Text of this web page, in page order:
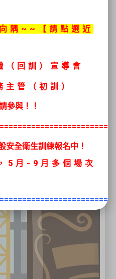
隅~~【請點選近
（回訓）宣導會
主管（初訓）
參與！！
安全衛生訓練報名中！
5 月 -9月多個場次
程
《高空工作
、
《固定式起重
上課